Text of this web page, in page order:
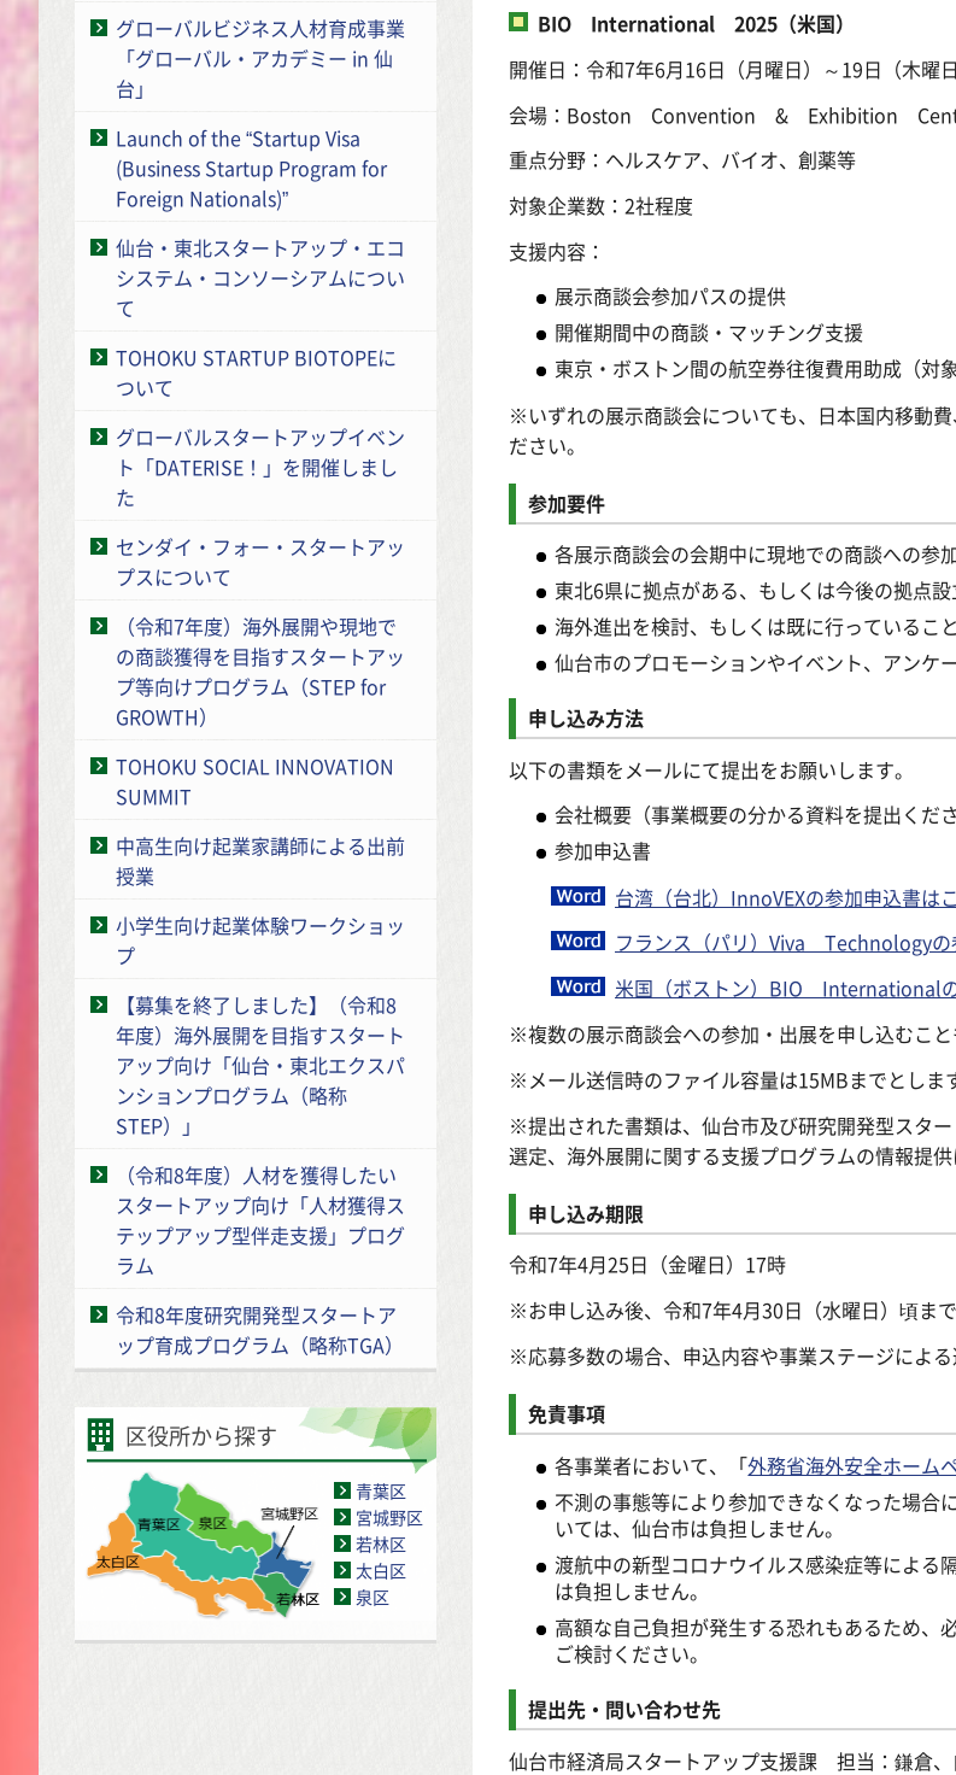
グローバルビジネス人材育成事業
「グローバル・アカデミー in 仙
台」
Launch of the “Startup Visa
(Business Startup Program for
Foreign Nationals)”
仙台・東北スタートアップ・エコ
システム・コンソーシアムについ
て
TOHOKU STARTUP BIOTOPEに
ついて
グローバルスタートアップイベン
ト「DATERISE！」を開催しまし
た
センダイ・フォー・スタートアッ
プスについて
（令和7年度）海外展開や現地で
の商談獲得を目指すスタートアッ
プ等向けプログラム（STEP for
GROWTH）
TOHOKU SOCIAL INNOVATION
SUMMIT
中高生向け起業家講師による出前
授業
小学生向け起業体験ワークショッ
プ
【募集を終了しました】（令和8
年度）海外展開を目指すスタート
アップ向け「仙台・東北エクスパ
ンションプログラム（略称
STEP）」
（令和8年度）人材を獲得したい
スタートアップ向け「人材獲得ス
テップアップ型伴走支援」プログ
ラム
令和8年度研究開発型スタートア
ップ育成プログラム（略称TGA）
区役所から探す
青葉区
宮城野区
若林区
太白区
泉区
BIO International 2025（米国）
開催日：令和7年6月16日（月曜日）～19日（木曜日
会場：Boston Convention & Exhibition
重点分野：ヘルスケア、バイオ、創薬等
対象企業数：2社程度
支援内容：
展示商談会参加パスの提供
開催期間中の商談・マッチング支援
東京・ボストン間の航空券往復費用助成（対
※いずれの展示商談会についても、日本国内移動
ださい。
参加要件
各展示商談会の会期中に現地での商談への参
東北6県に拠点がある、もしくは今後の拠点設
海外進出を検討、もしくは既に行っていること
仙台市のプロモーションやイベント、アンケ
申し込み方法
以下の書類をメールにて提出をお願いします。
会社概要（事業概要の分かる資料を提出くださ
参加申込書
台湾（台北）InnoVEXの参加申込書は
フランス（パリ）Viva Technologyの
米国（ボストン）BIO Internationalの
※複数の展示商談会への参加・出展を申し込むこと
※メール送信時のファイル容量は15MBまでとしま
※提出された書類は、仙台市及び研究開発型スタ
選定、海外展開に関する支援プログラムの情報提供
申し込み期限
令和7年4月25日（金曜日）17時
※お申し込み後、令和7年4月30日（水曜日）頃ま
※応募多数の場合、申込内容や事業ステージによる
免責事項
各事業者において、「外務省海外安全ホーム
不測の事態等により参加できなくなった場合
いては、仙台市は負担しません。
渡航中の新型コロナウイルス感染症等による
は負担しません。
高額な自己負担が発生する恐れもあるため、
ご検討ください。
提出先・問い合わせ先
仙台市経済局スタートアップ支援課 担当：鎌倉、